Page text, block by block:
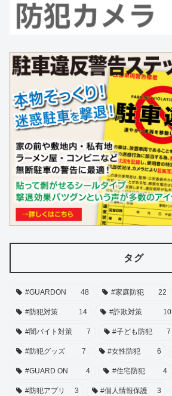
タグ
#GUARDON 48 #家庭防犯 22
#防犯対策 14 #詐欺対策 10
#闇バイト対策 7 #子ども防犯 7
#防犯グッズ 7 #女性防犯 6
#GUARD ON 4 #住宅防犯 4
#防犯アプリ 3 #個人情報保護 3